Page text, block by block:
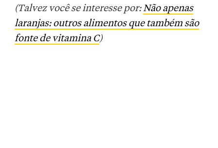
(Talvez você se interesse por:Não apenas
laranjas: outros alimentos que também são
fonte de vitamina C)